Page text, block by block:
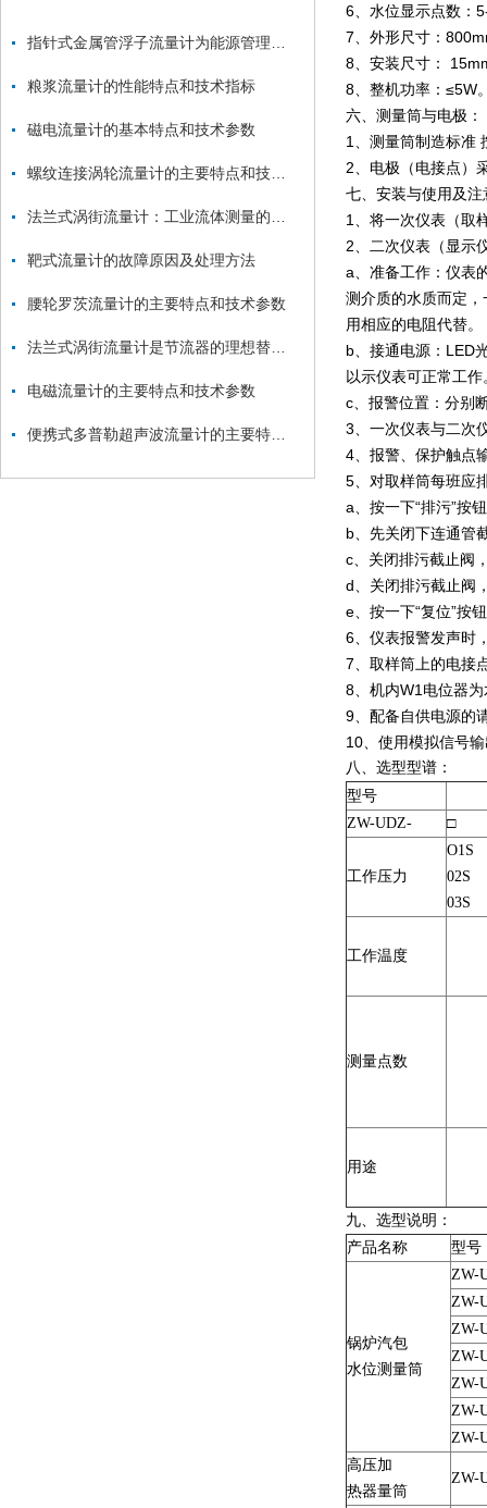
粮浆流量计的性能特点和技术指标
磁电流量计的基本特点和技术参数
靶式流量计的故障原因及处理方法
腰轮罗茨流量计的主要特点和技术参数
电磁流量计的主要特点和技术参数
6、水位显示点数：
7、外形尺寸：
8、安装尺寸：
8、整机功率：≤5W
六、测量筒与电极：
1、测量筒制造标准
2、电极（电接点）
七、安装与使用及注
1、将一次仪表（取
2、二次仪表（显示
a、准备工作：仪表
测介质的水质而定
用相应的电阻代替。
b、接通电源：LED
以示仪表可正常工作
c、报警位置：分别
3、一次仪表与二次
4、报警、保护触点
5、对取样筒每班应
a、按一下“排污”按
b、先关闭下连通管
c、关闭排污截止阀
d、关闭排污截止阀
e、按一下“复位”按
6、仪表报警发声时
7、取样筒上的电接
8、机内W1电位器
9、配备自供电源的
10、使用模拟信号
八、选型型谱：
型号
ZW-UDZ-
□
工作压力
O1S
02S
03S
工作温度
测量点数
用途
九、选型说明：
产品名称
型号
锅炉汽包
水位测量筒
ZW-
ZW-
ZW-
ZW-
ZW-
ZW-
ZW-
高压加
热器量筒
ZW-